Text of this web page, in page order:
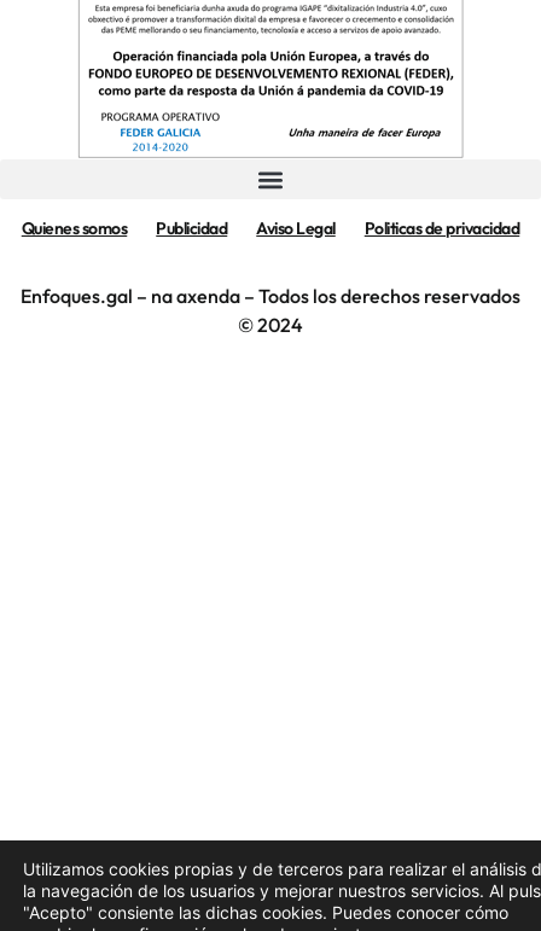
Quienes somos Publicidad Aviso Legal Politicas de privacidad
Enfoques.gal – na axenda – Todos los derechos reservados
© 2024
Utilizamos cookies propias y de terceros para realizar el análisis
la navegación de los usuarios y mejorar nuestros servicios. Al
"Acepto" consiente las dichas cookies. Puedes conocer cómo